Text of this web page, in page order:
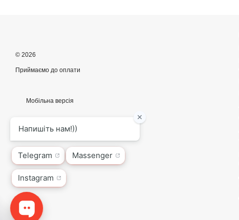
© 2026
Приймаємо до оплати
Мобільна версія